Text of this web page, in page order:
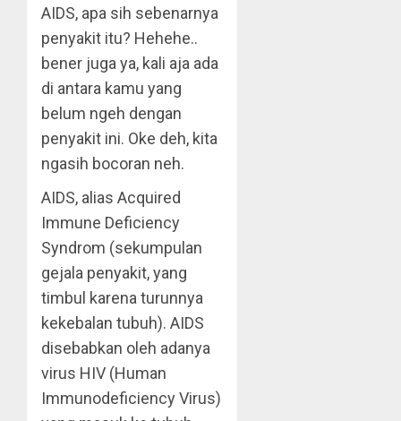
AIDS, apa sih sebenarnya
penyakit itu? Hehehe..
bener juga ya, kali aja ada
di antara kamu yang
belum ngeh dengan
penyakit ini. Oke deh, kita
ngasih bocoran neh.
AIDS, alias Acquired
Immune Deficiency
Syndrom (sekumpulan
gejala penyakit, yang
timbul karena turunnya
kekebalan tubuh). AIDS
disebabkan oleh adanya
virus HIV (Human
Immunodeficiency Virus)